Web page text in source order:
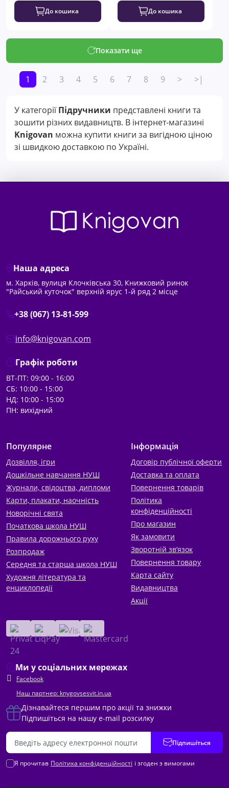
До кошика До кошика
Показати ще
1 2 3 4 5 6 7 8 9 > >|
У категоріїПідручники представлені книги та
зошити різних видавництв. В інтернет-магазині
Knigovan можна купити книги за вигідною ціною
зі швидкою доставкою по Україні.
Наша адреса
м. Харків, вулиця Клочківська 30, Книжковий ринок
"Райський куточок" верхній ярус 1-й ряд 2 місце
+38 (067) 13-81-599
info@knigovan.com
Графік роботи
ВТ-ПТ: 09:00 - 16:00
СБ: 10:00 - 15:00
НД: 10:00 - 15:00
ПН: вихідний
Популярне
Дозвілля, ігри
Дошкільне навчання НУШ
Журнали, свідоцтва, дипломи
Карти, плакати, наочність
Новорічні свята
Початкова школа НУШ
Правила дорожнього руху
Розпродаж
Середня та старша школа НУШ
Художня література та
енциклопедії
Інформація
Договір публічної оферти
Доставка та оплата
Повернення товарів
Політика
конфіденційності
Про магазин
Як замовити
Зворотній зв’язок
Повернення товару
Карта сайту
Видавництва
Акції
Ми у соціальних мережах
Facebook
Наш партнер: knygovsesvit.in.ua
Дізнавайтеся першим про акції та знижки
Підпишіться на нашу e-mail розсилку
Підпишіться
Я прочитав Політика конфіденційності і згоден з вимогами